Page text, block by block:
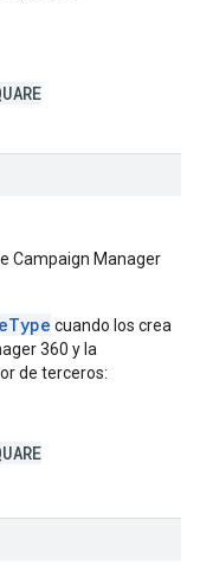
Campaign Manager
cuando los crea
360 y la
de terceros: